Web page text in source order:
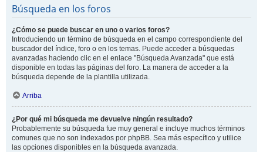
Búsqueda en los foros
¿Cómo se puede buscar en uno o varios foros?
Introduciendo un término de búsqueda en el campo correspondiente del
buscador del índice, foro o en los temas. Puede acceder a búsquedas
avanzadas haciendo clic en el enlace "Búsqueda Avanzada" que está
disponible en todas las páginas del foro. La manera de acceder a la
búsqueda depende de la plantilla utilizada.
Arriba
¿Por qué mi búsqueda me devuelve ningún resultado?
Probablemente su búsqueda fue muy general e incluye muchos términos
comunes que no son indexados por phpBB. Sea más específico y utilice
las opciones disponibles en la búsqueda avanzada.